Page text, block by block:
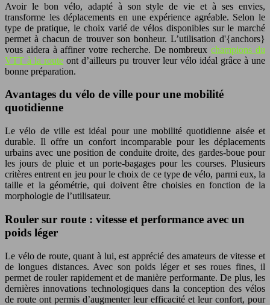
Avoir le bon vélo, adapté à son style de vie et à ses envies,
transforme les déplacements en une expérience agréable. Selon le
type de pratique, le choix varié de vélos disponibles sur le marché
permet à chacun de trouver son bonheur. L’utilisation d'{anchors}
vous aidera à affiner votre recherche. De nombreuxchampions du
VTT à la route ont d’ailleurs pu trouver leur vélo idéal grâce à une
bonne préparation.
Avantages du vélo de ville pour une mobilité
quotidienne
Le vélo de ville est idéal pour une mobilité quotidienne aisée et
durable. Il offre un confort incomparable pour les déplacements
urbains avec une position de conduite droite, des gardes-boue pour
les jours de pluie et un porte-bagages pour les courses. Plusieurs
critères entrent en jeu pour le choix de ce type de vélo, parmi eux, la
taille et la géométrie, qui doivent être choisies en fonction de la
morphologie de l’utilisateur.
Rouler sur route : vitesse et performance avec un
poids léger
Le vélo de route, quant à lui, est apprécié des amateurs de vitesse et
de longues distances. Avec son poids léger et ses roues fines, il
permet de rouler rapidement et de manière performante. De plus, les
dernières innovations technologiques dans la conception des vélos
de route ont permis d’augmenter leur efficacité et leur confort, pour